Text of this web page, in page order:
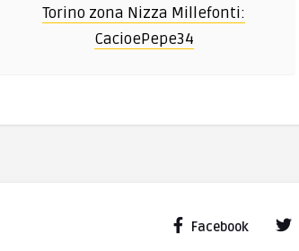
Torino zona Nizza Millefonti:
CacioePepe34
Facebook